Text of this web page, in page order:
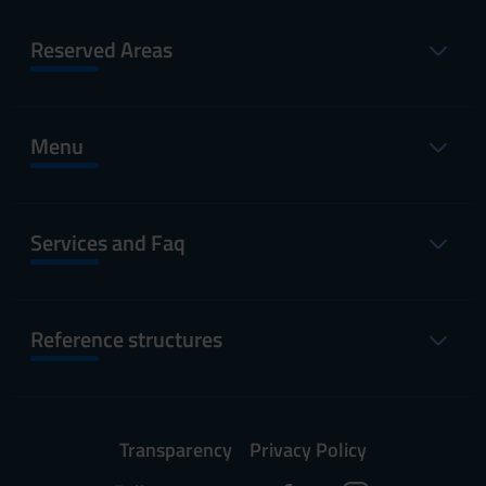
Reserved Areas
Menu
Services and Faq
Reference structures
Transparency
Privacy Policy